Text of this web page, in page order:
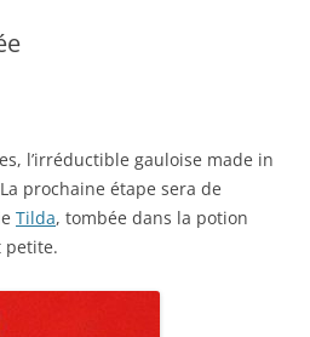
l’irréductible gauloise made in
prochaine étape sera de
Tilda, tombée dans la potion
petite.